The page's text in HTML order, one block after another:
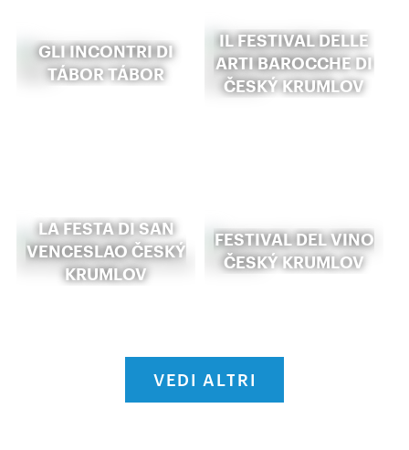
GLI INCONTRI DI
TÁBOR TÁBOR
IL FESTIVAL DELLE
ARTI BAROCCHE DI
ČESKÝ KRUMLOV
LA FESTA DI SAN
VENCESLAO ČESKÝ
KRUMLOV
FESTIVAL DEL VINO
ČESKÝ KRUMLOV
VEDI ALTRI